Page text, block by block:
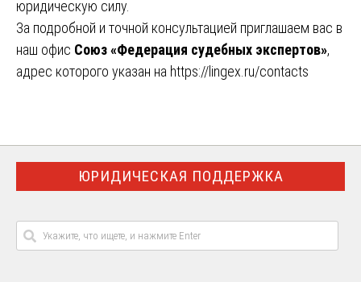
юридическую силу.
За подробной и точной консультацией приглашаем вас в
наш офис Союз «Федерация судебных экспертов»,
адрес которого указан на https://lingex.ru/contacts
ЮРИДИЧЕСКАЯ ПОДДЕРЖКА